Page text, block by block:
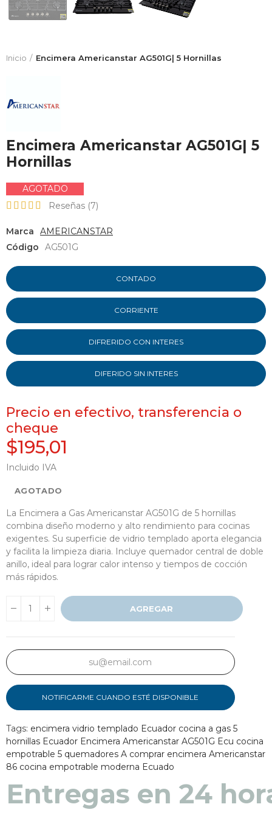
Inicio Encimera Americanstar AG501G| 5 Hornillas
Encimera Americanstar AG501G| 5
Hornillas
AGOTADO
Reseñas (7)
Marca
AMERICANSTAR
Código
AG501G
CONTADO
CORRIENTE
DIFRERIDO CON INTERES
DIFERIDO SIN INTERES
Precio en efectivo, transferencia o
cheque
$195,01
Incluido IVA
AGOTADO
La Encimera a Gas Americanstar AG501G de 5 hornillas
combina diseño moderno y alto rendimiento para cocinas
exigentes. Su superficie de vidrio templado aporta elegancia
y facilita la limpieza diaria. Incluye quemador central de doble
anillo, ideal para lograr calor intenso y tiempos de cocción
más rápidos.
AGREGAR
NOTIFICARME CUANDO ESTÉ DISPONIBLE
Tags: encimera vidrio templado Ecuador cocina a gas 5
hornillas Ecuador Encimera Americanstar AG501G Ecu cocina
empotrable 5 quemadores A comprar encimera Americanstar
86 cocina empotrable moderna Ecuado
Entregas en 24